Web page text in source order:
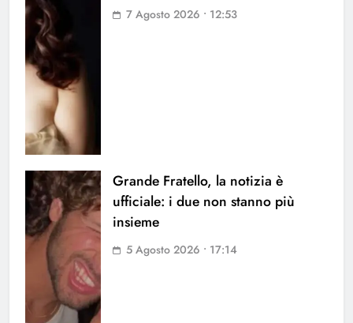
7 Agosto 2026 • 12:53
Grande Fratello, la notizia è
ufficiale: i due non stanno più
insieme
5 Agosto 2026 • 17:14